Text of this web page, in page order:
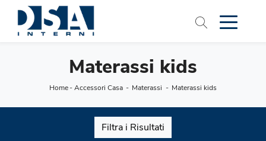
Materassi kids
Home-Accessori Casa - Materassi - Materassi kids
Filtra i Risultati